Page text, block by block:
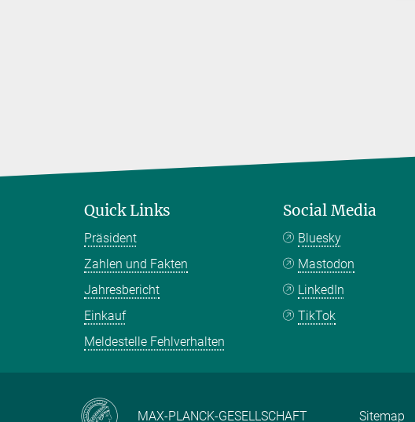
Quick Links
Präsident
Zahlen und Fakten
Jahresbericht
Einkauf
Meldestelle Fehlverhalten
Social Media
Bluesky
Mastodon
LinkedIn
TikTok
MAX-PLANCK-GESELLSCHAFT Sitemap